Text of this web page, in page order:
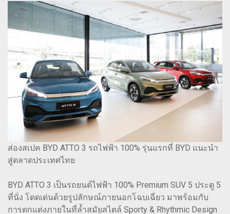
ส่องสเปค BYD ATTO 3 รถไฟฟ้า 100% รุ่นแรกที่ BYD แนะนำ
สู่ตลาดประเทศไทย
BYD ATTO 3 เป็นรถยนต์ไฟฟ้า 100% Premium SUV 5 ประตู 5
ที่นั่ง โดดเด่นด้วยรูปลักษณ์ภายนอกโฉบเฉี่ยว มาพร้อมกับ
การตกแต่งภายในที่ล้ำสมัยสไตล์ Sporty & Rhythmic Design